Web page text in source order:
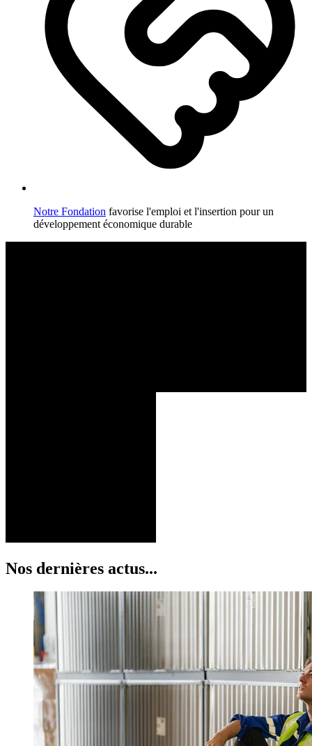
Notre Fondation favorise l'emploi et l'insertion pour un
développement économique durable
Nos dernières actus...